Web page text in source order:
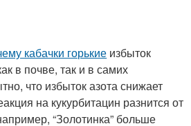
кабачки горькие избыток
в почве, так и в самих
что избыток азота снижает
на кукурбитацин разнится от
“Золотинка” больше